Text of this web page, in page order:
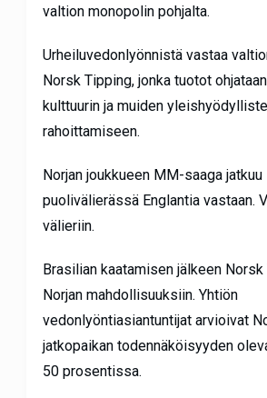
valtion monopolin pohjalta.
Urheiluvedonlyönnistä vastaa
Norsk Tipping, jonka tuotot
kulttuurin ja muiden
rahoittamiseen.
Norjan joukkueen MM-saaga jatkuu
puolivälierässä Englantia vastaan.
välieriin.
Brasilian kaatamisen jälkeen
Norjan mahdollisuuksiin. Yhtiön
vedonlyöntiasiantuntijat arvioivat
jatkopaikan todennäköisyyden
50 prosentissa.